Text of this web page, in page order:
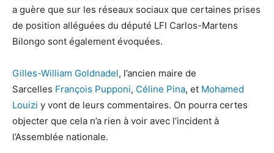
a guère que sur les réseaux sociaux que certaines prises
de position alléguées du député LFI Carlos-Martens
Bilongo sont également évoquées.
Gilles-William Goldnadel, l’ancien maire de
Sarcelles François Pupponi, Céline Pina, et Mohamed
Louizi y vont de leurs commentaires. On pourra certes
objecter que cela n’a rien à voir avec l’incident à
l’Assemblée nationale.